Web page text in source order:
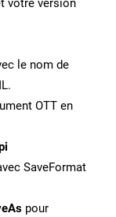
votre version
le nom de
OTT en
SaveFormat
pour